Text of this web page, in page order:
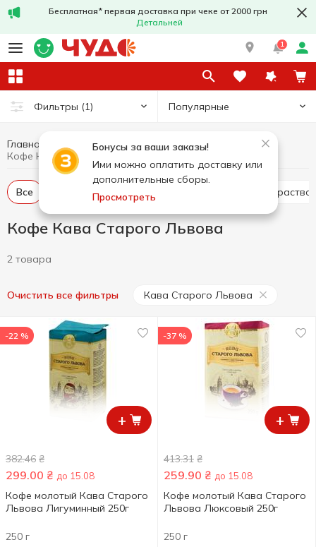
Бесплатная* первая доставка при чеке от 2000 грн
Детальней
1
Фильтры (1) Популярные
Бонусы за ваши заказы!
Ими можно оплатить доставку или
дополнительные сборы.
Просмотреть
Главная Горячие напитки
Кофе
Все Кофе молотый Кофе
Кофе Кава Старого Львова
2 товара
Очистить все фильтры Кава Старого Львова
+
-22 %
382.46 ₴
299.00 ₴ до 15.08
Кофе молотый Кава Старого
Львова Лигуминный 250г
250 г
+
-37 %
413.31 ₴
259.90 ₴ до 15.08
Кофе молотый Кава Старого
Львова Люксовый 250г
250 г